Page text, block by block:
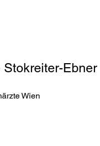
Stokreiter-Ebner
Wien